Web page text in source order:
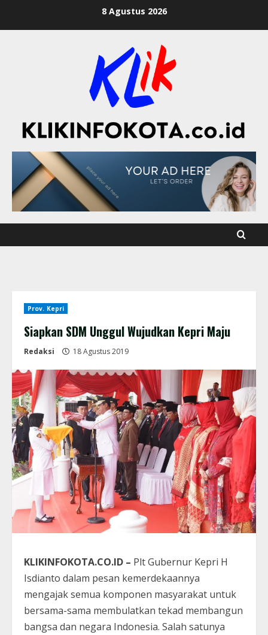
8 Agustus 2026
Prov. Kepri
Siapkan SDM Unggul Wujudkan Kepri Maju
Redaksi 18 Agustus 2019
KLIKINFOKOTA.CO.ID – Plt Gubernur Kepri H
Isdianto dalam pesan kemerdekaannya
mengajak semua komponen masyarakat untuk
bersama-sama membulatkan tekad membangun
bangsa dan negara Indonesia. Salah satunya